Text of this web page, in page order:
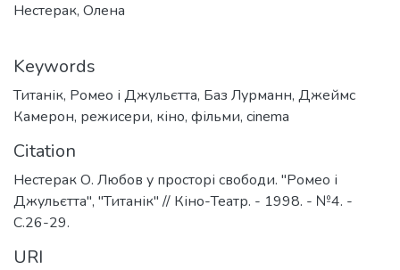
Нестерак, Олена
Keywords
Титанік, Ромео і Джульєтта, Баз Лурманн, Джеймс
Камерон, режисери, кіно, фільми, cinema
Citation
Нестерак О. Любов у просторі свободи. "Ромео і
Джульєтта", "Титанік" // Кіно-Театр. - 1998. - №4. -
С.26-29.
URI